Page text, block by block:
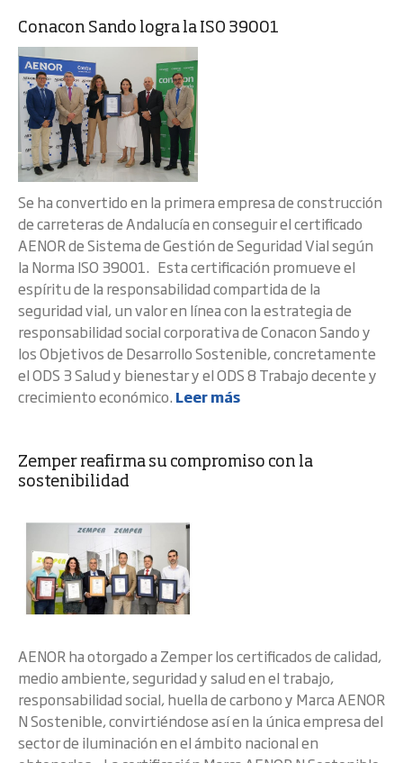
Conacon Sando logra la ISO 39001
Se ha convertido en la primera empresa de construcción
de carreteras de Andalucía en conseguir el certificado
AENOR de Sistema de Gestión de Seguridad Vial según
la Norma ISO 39001. Esta certificación promueve el
espíritu de la responsabilidad compartida de la
seguridad vial, un valor en línea con la estrategia de
responsabilidad social corporativa de Conacon Sando y
los Objetivos de Desarrollo Sostenible, concretamente
el ODS 3 Salud y bienestar y el ODS 8 Trabajo decente y
crecimiento económico. Leer más
Zemper reafirma su compromiso con la
sostenibilidad
AENOR ha otorgado a Zemper los certificados de calidad,
medio ambiente, seguridad y salud en el trabajo,
responsabilidad social, huella de carbono y Marca AENOR
N Sostenible, convirtiéndose así en la única empresa del
sector de iluminación en el ámbito nacional en